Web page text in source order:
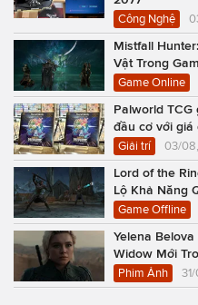
Công Nghệ
Mistfall
Vật Trong
Game Online
Palworld
đầu cơ với giá
Giải trí 03/08,
Lord of the
Lộ Khả Năng
Game Offline
Yelena
Widow Mới
Phim Ảnh